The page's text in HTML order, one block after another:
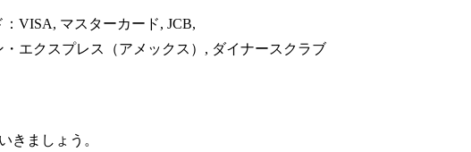
VISA, マスターカード, JCB,
・エクスプレス（アメックス）, ダイナースクラブ
きましょう。